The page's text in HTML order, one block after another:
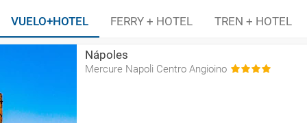
VUELO+HOTEL FERRY + HOTEL TREN + HOTEL
Nápoles
Mercure Napoli Centro Angioino